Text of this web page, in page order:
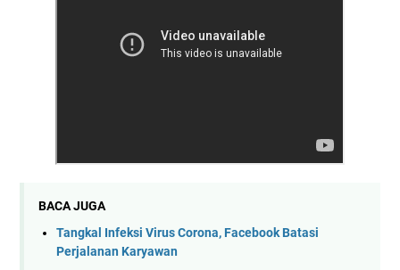
BACA JUGA
Tangkal Infeksi Virus Corona, Facebook Batasi
Perjalanan Karyawan